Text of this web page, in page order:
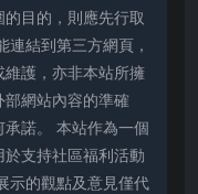
目的，則應先行取
結到第三方網頁，
護，亦非本站所擁
網站內容的準確
諾。 本站作為一個
支持社區福利活動
示的觀點及意見僅代